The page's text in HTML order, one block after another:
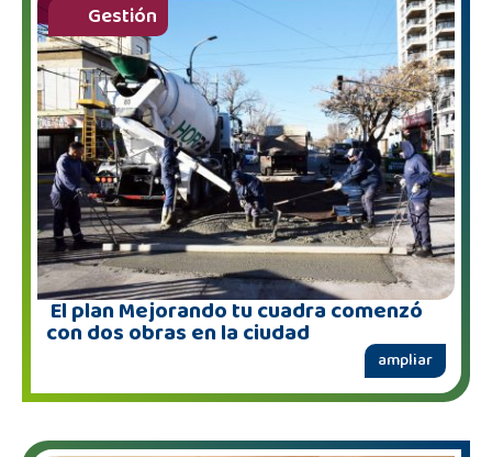
Gestión
El plan Mejorando tu cuadra comenzó
con dos obras en la ciudad
ampliar